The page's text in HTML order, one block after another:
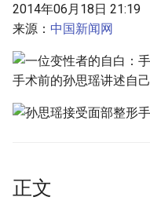
l
i
z
s
偏执的“变性之路”
活”
“易性病”折射父母教育
附加信息 [Processed
Metadata]
2014年06月18日 21:19
来源： 中国新闻网
手术前的孙思瑶讲述
正文